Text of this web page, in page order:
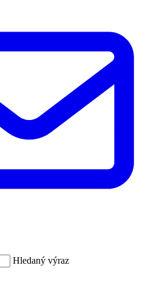
Hledaný výraz